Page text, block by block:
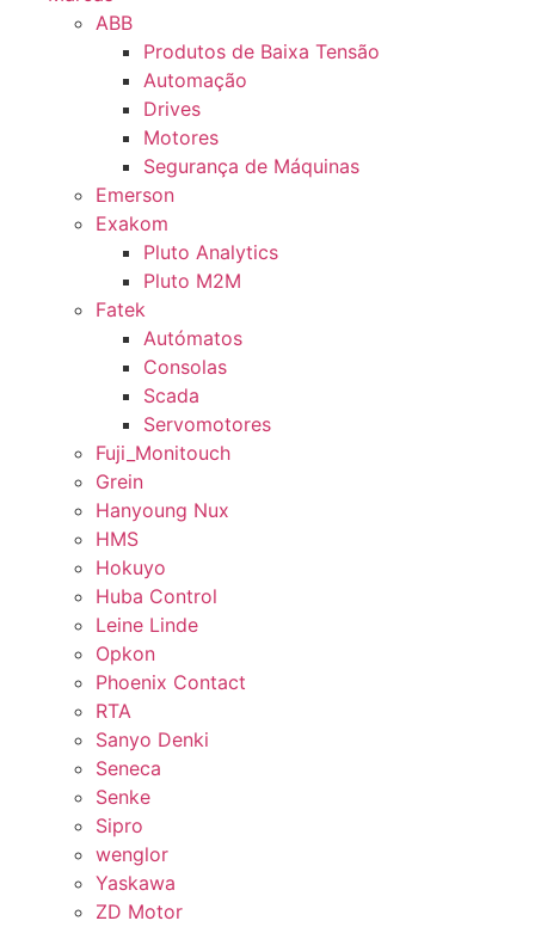
ABB
Produtos de Baixa Tensão
Automação
Drives
Motores
Segurança de Máquinas
Emerson
Exakom
Pluto Analytics
Pluto M2M
Fatek
Autómatos
Consolas
Scada
Servomotores
Fuji_Monitouch
Grein
Hanyoung Nux
HMS
Hokuyo
Huba Control
Leine Linde
Opkon
Phoenix Contact
RTA
Sanyo Denki
Seneca
Senke
Sipro
wenglor
Yaskawa
ZD Motor